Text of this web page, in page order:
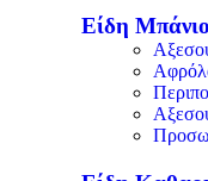
Είδη